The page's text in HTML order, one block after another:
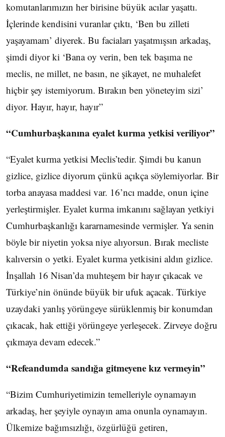
komutanlarımızın her birisine büyük acılar yaşattı.
İçlerinde kendisini vuranlar çıktı, ‘Ben bu zilleti
yaşayamam’ diyerek. Bu faciaları yaşatmışsın arkadaş,
şimdi diyor ki ‘Bana oy verin, ben tek başıma ne
meclis, ne millet, ne basın, ne şikayet, ne muhalefet
hiçbir şey istemiyorum. Bırakın ben yöneteyim sizi’
diyor. Hayır, hayır, hayır”
“Cumhurbaşkanına eyalet kurma yetkisi veriliyor”
“Eyalet kurma yetkisi Meclis’tedir. Şimdi bu kanun
gizlice, gizlice diyorum çünkü açıkça söylemiyorlar. Bir
torba anayasa maddesi var. 16’ncı madde, onun içine
yerleştirmişler. Eyalet kurma imkanını sağlayan yetkiyi
Cumhurbaşkanlığı kararnamesinde vermişler. Ya senin
böyle bir niyetin yoksa niye alıyorsun. Bırak mecliste
kalıversin o yetki. Eyalet kurma yetkisini aldın gizlice.
İnşallah 16 Nisan’da muhteşem bir hayır çıkacak ve
Türkiye’nin önünde büyük bir ufuk açacak. Türkiye
uzaydaki yanlış yörüngeye sürüklenmiş bir konumdan
çıkacak, hak ettiği yörüngeye yerleşecek. Zirveye doğru
çıkmaya devam edecek.”
“Refeandumda sandığa gitmeyene kız vermeyin”
“Bizim Cumhuriyetimizin temelleriyle oynamayın
arkadaş, her şeyiyle oynayın ama onunla oynamayın.
Ülkemize bağımsızlığı, özgürlüğü getiren,